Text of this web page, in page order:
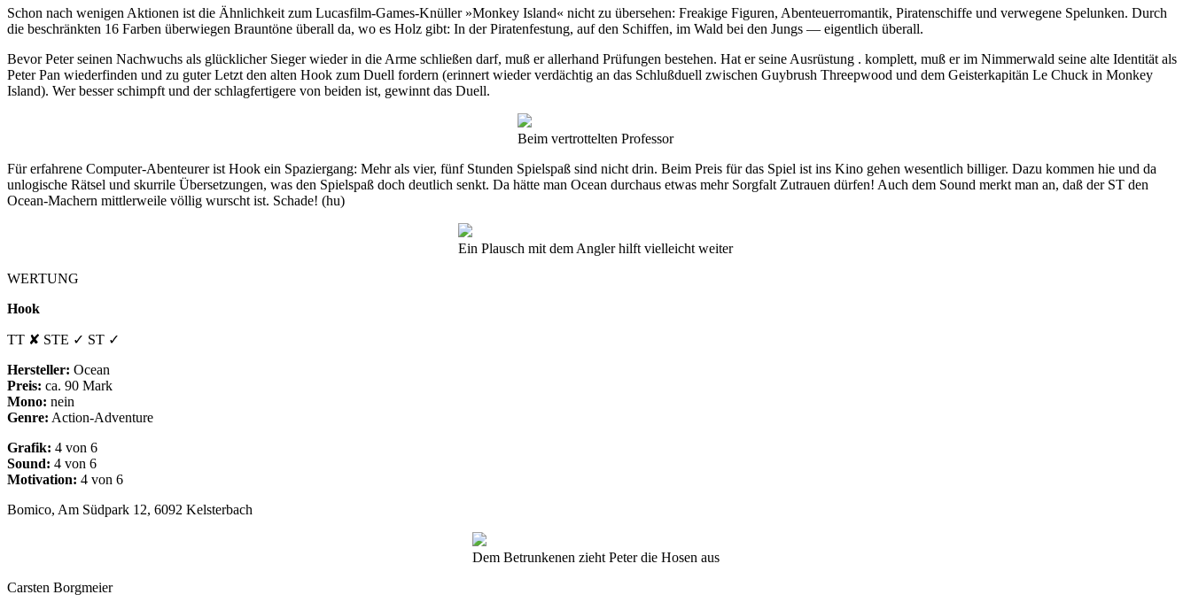
Schon nach wenigen Aktionen ist die Ähnlichkeit zum Lucasfilm-Games-Knüller »Monkey Island« nicht zu übersehen: Freakige Figuren, Abenteuerromantik, Piratenschiffe und verwegene Spelunken. Durch
die beschränkten 16 Farben überwiegen Brauntöne überall da, wo es Holz gibt: In der Piratenfestung, auf den Schiffen, im Wald bei den Jungs — eigentlich überall.
Bevor Peter seinen Nachwuchs als glücklicher Sieger wieder in die Arme schließen darf, muß er allerhand Prüfungen bestehen. Hat er seine Ausrüstung . komplett, muß er im Nimmerwald seine alte Identität als
Peter Pan wiederfinden und zu guter Letzt den alten Hook zum Duell fordern (erinnert wieder verdächtig an das Schlußduell zwischen Guybrush Threepwood und dem Geisterkapitän Le Chuck in Monkey
Island). Wer besser schimpft und der schlagfertigere von beiden ist, gewinnt das Duell.
Beim vertrottelten Professor
Für erfahrene Computer-Abenteurer ist Hook ein Spaziergang: Mehr als vier, fünf Stunden Spielspaß sind nicht drin. Beim Preis für das Spiel ist ins Kino gehen wesentlich billiger. Dazu kommen hie und da
unlogische Rätsel und skurrile Übersetzungen, was den Spielspaß doch deutlich senkt. Da hätte man Ocean durchaus etwas mehr Sorgfalt Zutrauen dürfen! Auch dem Sound merkt man an, daß der ST den
Ocean-Machern mittlerweile völlig wurscht ist. Schade! (hu)
Ein Plausch mit dem Angler hilft vielleicht weiter
WERTUNG
Hook
TT ✘ STE ✓ ST ✓
Hersteller: Ocean
Preis: ca. 90 Mark
Mono: nein
Genre: Action-Adventure
Grafik: 4 von 6
Sound: 4 von 6
Motivation: 4 von 6
Bomico, Am Südpark 12, 6092 Kelsterbach
Dem Betrunkenen zieht Peter die Hosen aus
Carsten Borgmeier